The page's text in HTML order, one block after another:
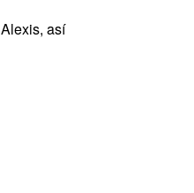
Alexis, así